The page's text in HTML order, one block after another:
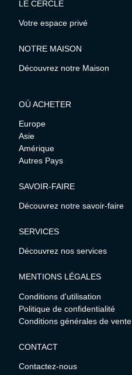
LE CERCLE
Votre espace privé
NOTRE MAISON
Découvrez notre Maison
OÙ ACHETER
Europe
Asie
Amérique
Autres Pays
SAVOIR-FAIRE
Découvrez notre savoir-faire
SERVICES
Découvrez nos services
MENTIONS LÉGALES
Conditions d'utilisation
Politique de confidentialité
Conditions générales de vente
CONTACT
Contactez-nous